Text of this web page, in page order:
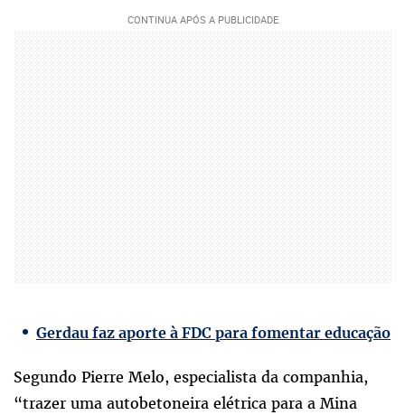
Gerdau faz aporte à FDC para fomentar educação
Segundo Pierre Melo, especialista da companhia,
“trazer uma autobetoneira elétrica para a Mina